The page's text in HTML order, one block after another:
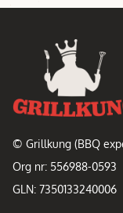
© Grillkung (BBQ
Org nr: 556988-0593
GLN: 7350133240006